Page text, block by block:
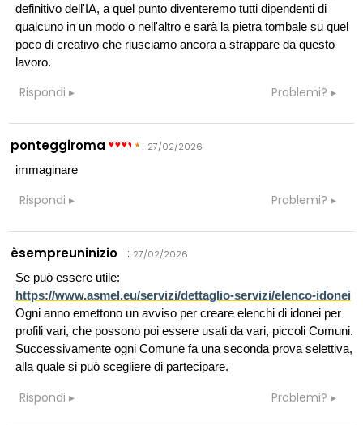
definitivo dell'IA, a quel punto diventeremo tutti dipendenti di
qualcuno in un modo o nell'altro e sarà la pietra tombale su quel
poco di creativo che riusciamo ancora a strappare da questo
lavoro.
Rispondi Problemi?
ponteggiroma : 27/02/2026
immaginare
Rispondi Problemi?
èsempreuninizio : 27/02/2026
Se può essere utile:
https://www.asmel.eu/servizi/dettaglio-servizi/elenco-idonei
Ogni anno emettono un avviso per creare elenchi di idonei per
profili vari, che possono poi essere usati da vari, piccoli Comuni.
Successivamente ogni Comune fa una seconda prova selettiva,
alla quale si può scegliere di partecipare.
Rispondi Problemi?